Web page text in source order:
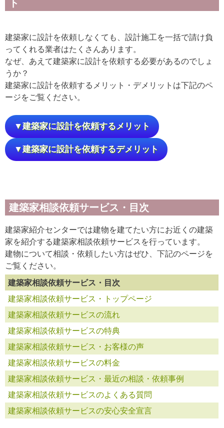
建築家に設計を依頼しなくても、設計施工を一括で請け負
ってくれる業者はたくさんあります。
なぜ、あえて建築家に設計を依頼する必要があるのでしょ
うか？
建築家に設計を依頼するメリット・デメリットは下記のペ
ージをご覧ください。
▼建築家に設計を依頼するメリット
▼建築家に設計を依頼するデメリット
建築家相談依頼サービス・目次
建築家紹介センターでは建物を建てたい方にお近くの建築
家を紹介する建築家相談依頼サービスを行っています。
建物について相談・依頼したい方はぜひ、下記のページを
ご覧ください。
建築家相談依頼サービス・目次
建築家相談依頼サービス・トップページ
建築家相談依頼サービスの流れ
建築家相談依頼サービスの特典
建築家相談依頼サービス・お客様の声
建築家相談依頼サービスの料金
建築家相談依頼サービス・最近の相談・依頼事例
建築家相談依頼サービスのよくある質問
建築家相談依頼サービスの安心安全宣言